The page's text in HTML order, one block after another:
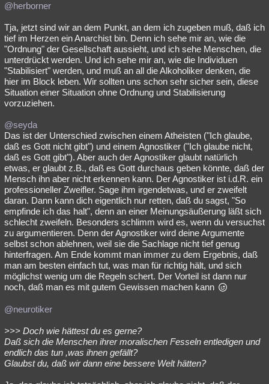
@herborner
Tja, jetzt sind wir an dem Punkt, an dem ich zugeben muß, daß ich
tief im Herzen ein Anarchist bin. Denn ich sehe mir an, wie die
"Ordnung" der Gesellschaft aussieht, und ich sehe Menschen, die
unterdrückt werden. Und ich sehe mir an, wie die Individuen
"Stabilisiert" werden, und muß an all die Alkoholiker denken, die
hier im Block leben. Wir sollten uns schon sehr sicher sein, diese
Situation einer Situation ohne Ordnung und Stabilisierung
vorzuziehen.
@seyda
Das ist der Unterschied zwischen einem Atheisten ("Ich glaube,
daß es Gott nicht gibt") und einem Agnostiker ("Ich glaube nicht,
daß es Gott gibt"). Aber auch der Agnostiker glaubt natürlich
etwas, er glaubt z.B., daß es Gott durchaus geben könnte, daß der
Mensch ihn aber nicht erkennen kann. Der Agnostiker ist i.d.R. ein
professioneller Zweifler. Sage ihm irgendetwas, und er zweifelt
daran. Dann kann dich eigentlich nur retten, daß du sagst, "So
empfinde ich das halt", denn an einer Meinungsäußerung läßt sich
schlecht zweifeln. Besonders schlimm wird es, wenn du versuchst
zu argumentieren. Denn der Agnostiker wird deine Argumente
selbst schon ablehnen, weil sie die Sachlage nicht tief genug
hinterfragen. Am Ende kommt man immer zu dem Ergebnis, daß
man am besten einfach tut, was man für richtig hält, und sich
möglichst wenig um die Regeln schert. Der Vorteil ist dann nur
noch, daß man es mit gutem Gewissen machen kann
@neurotiker
>>> Doch wie hättest du es gerne?
Daß sich die Menschen ihrer moralischen Fesseln entledigen und
endlich das tun ,was ihnen gefällt?
Glaubst du, daß wir dann eine bessere Welt hätten?